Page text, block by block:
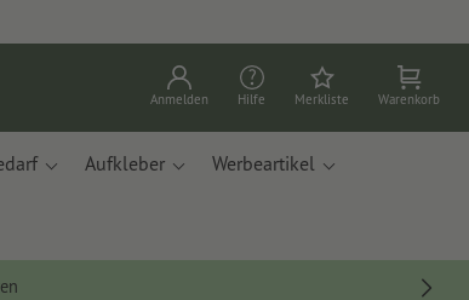
Anmelden Hilfe Merkliste Warenkorb
Aufkleber Werbeartikel